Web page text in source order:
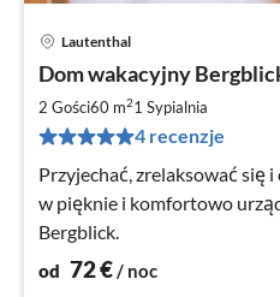
Lautenthal
Dom wakacyjny
2 Gości60 m21 Sypialnia
4 recenzje
Przyjechać, zrelaksować się
w pięknie i komfortowo
Bergblick.
od 72€/ noc